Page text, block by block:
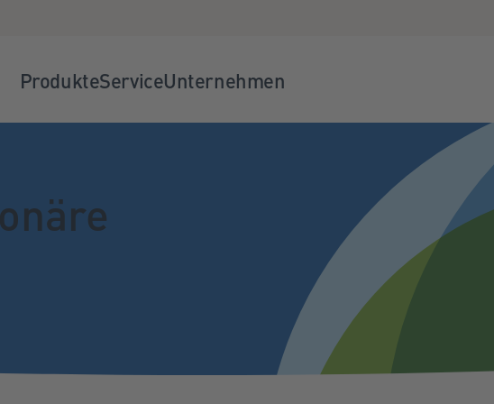
ProdukteServiceUnternehmen